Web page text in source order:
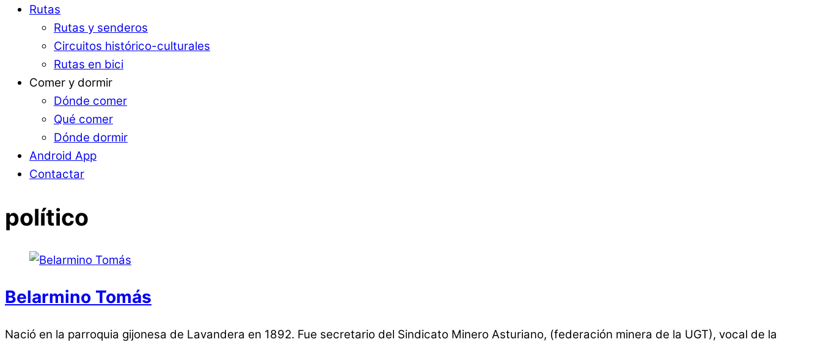
Rutas
Rutas y senderos
Circuitos histórico-culturales
Rutas en bici
Comer y dormir
Dónde comer
Qué comer
Dónde dormir
Android App
Contactar
político
Belarmino Tomás
Nació en la parroquia gijonesa de Lavandera en 1892. Fue secretario del Sindicato Minero Asturiano, (federación minera de la UGT), vocal de la